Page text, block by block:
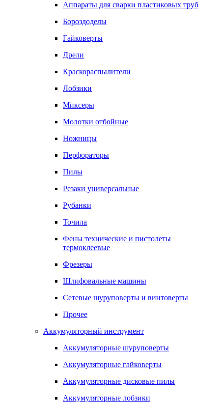
Аппараты для сварки пластиковых труб
Бороздоделы
Гайковерты
Дрели
Краскораспылители
Лобзики
Миксеры
Молотки отбойные
Ножницы
Перфораторы
Пилы
Резаки универсальные
Рубанки
Точила
Фены технические и пистолеты
термоклеевые
Фрезеры
Шлифовальные машины
Сетевые шуруповерты и винтоверты
Прочее
Аккумуляторный инструмент
Аккумуляторные шуруповерты
Аккумуляторные гайковерты
Аккумуляторные дисковые пилы
Аккумуляторные лобзики